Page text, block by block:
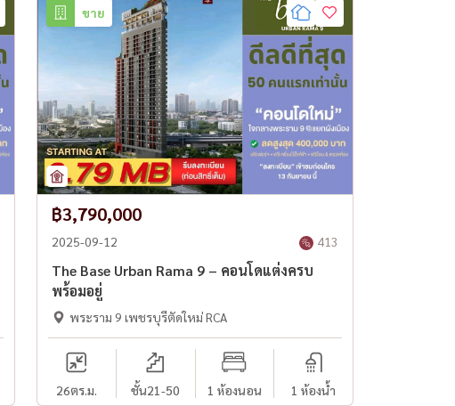
ขาย
฿3,790,000
2025-09-12 413
The Base Urban Rama 9 – คอนโดแต่งครบ
พร้อมอยู่
พระราม 9 เพชรบุรีตัดใหม่ RCA
26ตร.ม. ชั้น21-50 1 ห้องนอน 1 ห้องน้ำ